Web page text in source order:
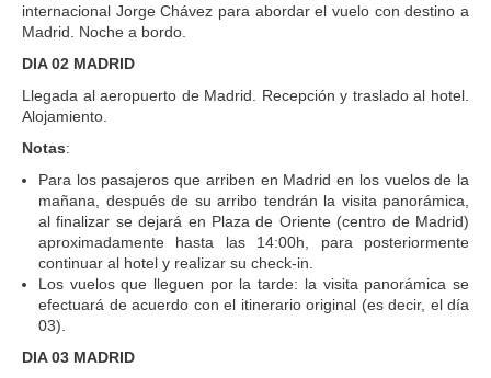
internacional Jorge Chávez para abordar el vuelo con destino a
Madrid. Noche a bordo.
DIA 02 MADRID
Llegada al aeropuerto de Madrid. Recepción y traslado al hotel.
Alojamiento.
Notas:
Para los pasajeros que arriben en Madrid en los vuelos de la
mañana, después de su arribo tendrán la visita panorámica,
al finalizar se dejará en Plaza de Oriente (centro de Madrid)
aproximadamente hasta las 14:00h, para posteriormente
continuar al hotel y realizar su check-in.
Los vuelos que lleguen por la tarde: la visita panorámica se
efectuará de acuerdo con el itinerario original (es decir, el día
03).
DIA 03 MADRID